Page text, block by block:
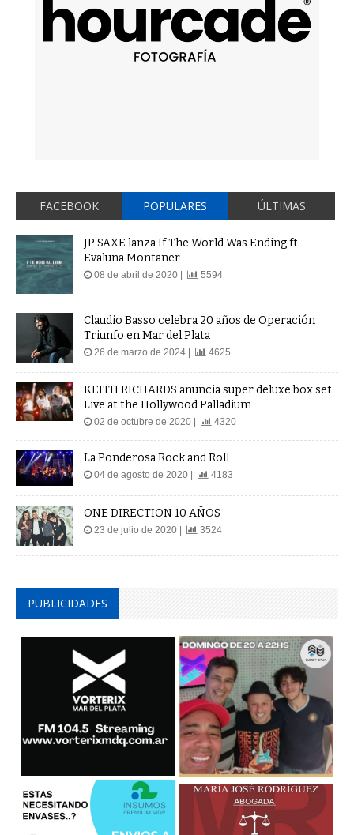
FACEBOOK POPULARES ÚLTIMAS
JP SAXE lanza If The World Was Ending ft.
Evaluna Montaner
08 de abril de 2020 | 5594
Claudio Basso celebra 20 años de Operación
Triunfo en Mar del Plata
26 de marzo de 2024 | 4625
KEITH RICHARDS anuncia super deluxe box set
Live at the Hollywood Palladium
02 de octubre de 2020 | 4320
La Ponderosa Rock and Roll
04 de agosto de 2020 | 4183
ONE DIRECTION 10 AÑOS
23 de julio de 2020 | 3524
PUBLICIDADES